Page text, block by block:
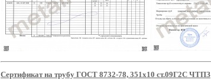
Сертификат на трубу ГОСТ 8732-78, 351х10 ст.09Г2С ЧТПЗ